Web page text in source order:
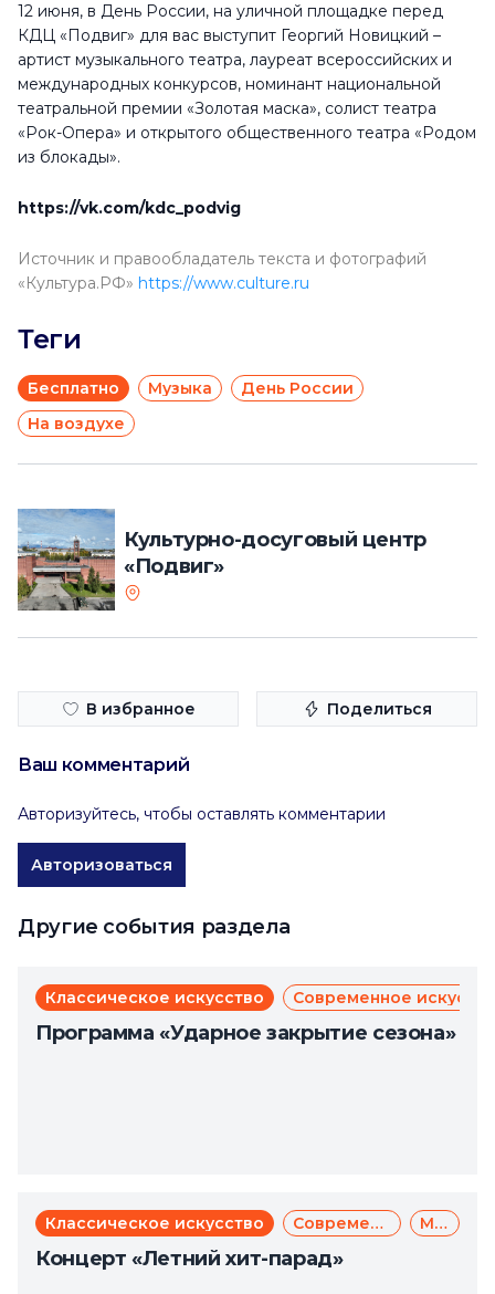
12 июня, в День России, на уличной площадке перед
КДЦ «Подвиг» для вас выступит Георгий Новицкий –
артист музыкального театра, лауреат всероссийских и
международных конкурсов, номинант национальной
театральной премии «Золотая маска», солист театра
«Рок-Опера» и открытого общественного театра «Родом
из блокады».
https://vk.com/kdc_podvig
Источник и правообладатель текста и фотографий
«Культура.РФ» https://www.culture.ru
Теги
Бесплатно Музыка
День России
На воздухе
Культурно-досуговый центр
«Подвиг»
В избранное Поделиться
Ваш комментарий
Авторизуйтесь, чтобы оставлять комментарии
Авторизоваться
Другие события раздела
Классическое искусство Современное
Программа «Ударное закрытие сезона»
Классическое искусство Современное искусство Музыка
Концерт «Летний хит-парад»